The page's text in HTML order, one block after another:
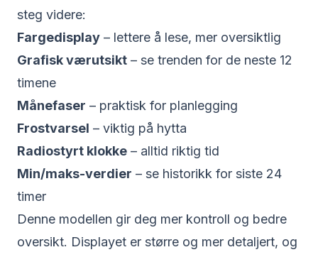
steg videre:
Fargedisplay – lettere å lese, mer oversiktlig
Grafisk værutsikt – se trenden for de neste 12
timene
Månefaser – praktisk for planlegging
Frostvarsel – viktig på hytta
Radiostyrt klokke – alltid riktig tid
Min/maks-verdier – se historikk for siste 24
timer
Denne modellen gir deg mer kontroll og bedre
oversikt. Displayet er større og mer detaljert, og